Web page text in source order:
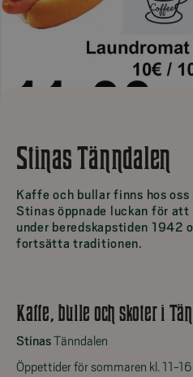
Stinas Tänndalen
Kaffe och bullar finns hos
Stinas öppnade luckan för
under beredskapstiden 1942
fortsätta traditionen.
Kaffe, bulle och skoter i
StinasTänndalen
Öppettider för sommaren kl. 11-